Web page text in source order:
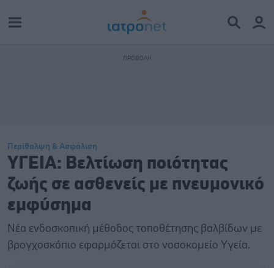
Περίθαλψη & Ασφάλιση
ΥΓΕΙΑ: Βελτίωση ποιότητας
ζωής σε ασθενείς με πνευμονικό
εμφύσημα
Νέα ενδοσκοπική μέθοδος τοποθέτησης βαλβίδων με
βρογχοσκόπιο εφαρμόζεται στο νοσοκομείο Υγεία.